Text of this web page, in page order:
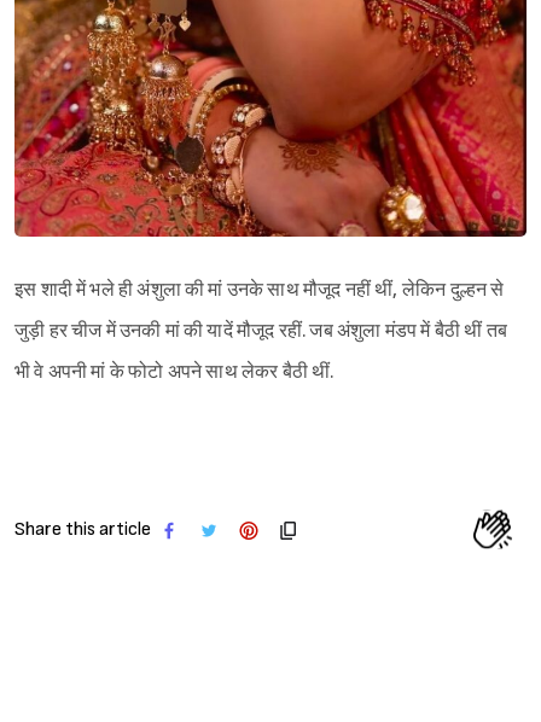
इस शादी में भले ही अंशुला की मां उनके साथ मौजूद नहीं थीं, लेकिन दुल्हन से
जुड़ी हर चीज में उनकी मां की यादें मौजूद रहीं. जब अंशुला मंडप में बैठी थीं तब
भी वे अपनी मां के फोटो अपने साथ लेकर बैठी थीं.
Share this article